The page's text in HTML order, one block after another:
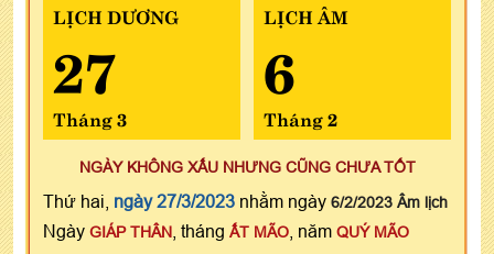
LỊCH DƯƠNG
27
Tháng 3
LỊCH ÂM
6
Tháng 2
NGÀY KHÔNG XẤU NHƯNG CŨNG CHƯA TỐT
Thứ hai, ngày 27/3/2023 nhằm ngày 6/2/2023 Âm lịch
Ngày GIÁP THÂN , tháng ẤT MÃO , năm QUÝ MÃO